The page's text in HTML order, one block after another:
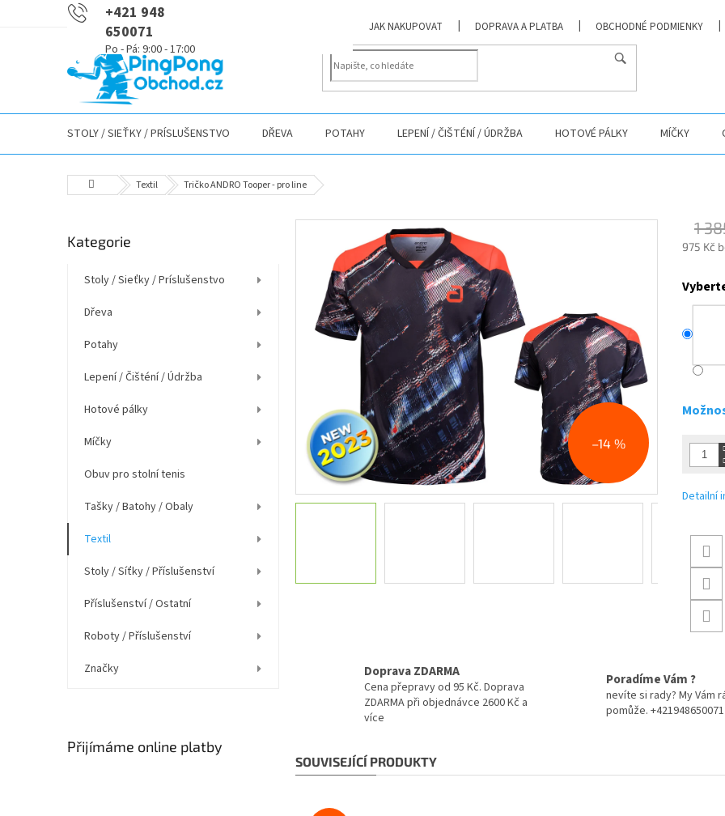
+421 948
650071
JAK NAKUPOVAT DOPRAVA A PLATBA OBCHODNÉ PODMIENKY
STOLY / SIEŤKY / PRÍSLUŠENSTVO DŘEVA POTAHY LEPENÍ / ČIŠTÉNÍ / ÚDRŽBA HOTOVÉ PÁLKY MÍČKY
Domů Textil Tričko ANDRO Tooper - pro line
o
Přeskočit
Kategorie
Stoly / Sieťky / Príslušenstvo
Dřeva
Potahy
Lepení / Čišténí / Údržba
Hotové pálky
Míčky
Obuv pro stolní tenis
Tašky / Batohy / Obaly
Textil
Stoly / Síťky / Příslušenství
Příslušenství / Ostatní
Roboty / Příslušenství
Značky
Přijímáme online platby
–14 %
1
975 Kč
cena:
Detailní
Doprava ZDARMA
Cena přepravy od 95 Kč. Doprava
ZDARMA při objednávce 2600 Kč a
více
Poradíme Vám ?
nevíte si rady? My Vám
pomůže. +421948650071
SOUVISEJÍCÍ PRODUKTY